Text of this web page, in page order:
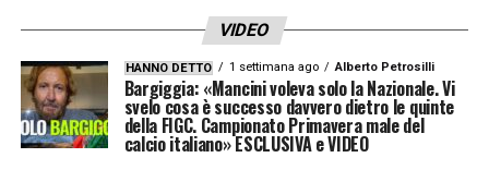
copione e nonostante qualche timido
tentativo del Chievo, l’Inter staziona
stabilmente nella metà campo avversaria.
Diverse occasioni per i nerazzurri che
trovano il raddoppio all’86’ con Perisic. Il
VIDEO
HANNO DETTO 1 settimana ago Alberto Petrosilli
Bargiggia: «Mancini voleva solo la Nazionale. Vi
svelo cosa è successo davvero dietro le quinte
della FIGC. Campionato Primavera male del
calcio italiano» ESCLUSIVA e VIDEO